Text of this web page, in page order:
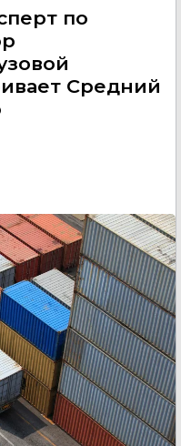
по
Средний